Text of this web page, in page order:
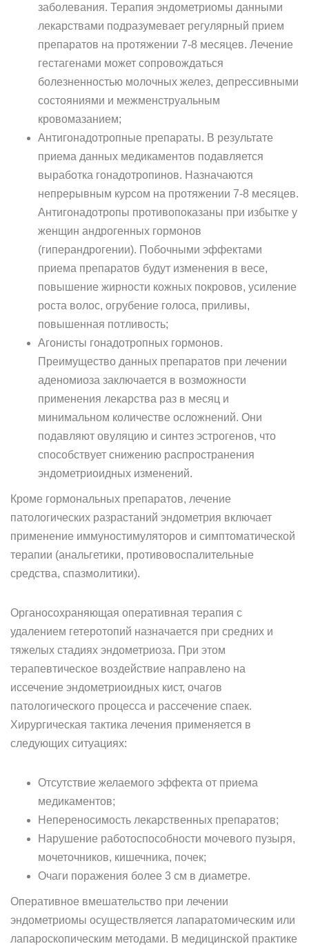
заболевания. Терапия эндометриомы данными
лекарствами подразумевает регулярный прием
препаратов на протяжении 7-8 месяцев. Лечение
гестагенами может сопровождаться
болезненностью молочных желез, депрессивными
состояниями и межменструальным
кровомазанием;
Антигонадотропные препараты. В результате
приема данных медикаментов подавляется
выработка гонадотропинов. Назначаются
непрерывным курсом на протяжении 7-8 месяцев.
Антигонадотропы противопоказаны при избытке у
женщин андрогенных гормонов
(гиперандрогении). Побочными эффектами
приема препаратов будут изменения в весе,
повышение жирности кожных покровов, усиление
роста волос, огрубение голоса, приливы,
повышенная потливость;
Агонисты гонадотропных гормонов.
Преимущество данных препаратов при лечении
аденомиоза заключается в возможности
применения лекарства раз в месяц и
минимальном количестве осложнений. Они
подавляют овуляцию и синтез эстрогенов, что
способствует снижению распространения
эндометриоидных изменений.
Кроме гормональных препаратов, лечение
патологических разрастаний эндометрия включает
применение иммуностимуляторов и симптоматической
терапии (анальгетики, противовоспалительные
средства, спазмолитики).
Органосохраняющая оперативная терапия с
удалением гетеротопий назначается при средних и
тяжелых стадиях эндометриоза. При этом
терапевтическое воздействие направлено на
иссечение эндометриоидных кист, очагов
патологического процесса и рассечение спаек.
Хирургическая тактика лечения применяется в
следующих ситуациях:
Отсутствие желаемого эффекта от приема
медикаментов;
Непереносимость лекарственных препаратов;
Нарушение работоспособности мочевого пузыря,
мочеточников, кишечника, почек;
Очаги поражения более 3 см в диаметре.
Оперативное вмешательство при лечении
эндометриомы осуществляется лапаратомическим или
лапароскопическим методами. В медицинской практике